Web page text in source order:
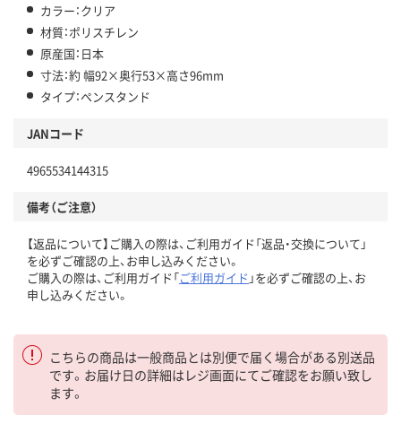
カラー：クリア
材質：ポリスチレン
原産国：日本
寸法：約 幅92×奥行53×高さ96mm
タイプ：ペンスタンド
JANコード
4965534144315
備考（ご注意）
【返品について】ご購入の際は、ご利用ガイド「返品・交換について」
を必ずご確認の上、お申し込みください。
ご購入の際は、ご利用ガイド「ご利用ガイド 」を必ずご確認の上、お
申し込みください。
こちらの商品は一般商品とは別便で届く場合がある別送品
です。お届け日の詳細はレジ画面にてご確認をお願い致し
ます。